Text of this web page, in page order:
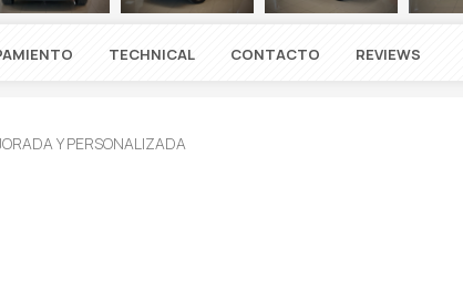
TECHNICAL CONTACTO REVIEWS
Y PERSONALIZADA